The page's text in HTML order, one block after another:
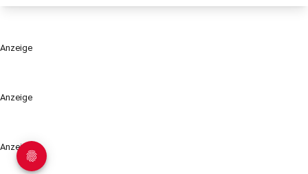
Anzeige
Anzeige
Anzeige